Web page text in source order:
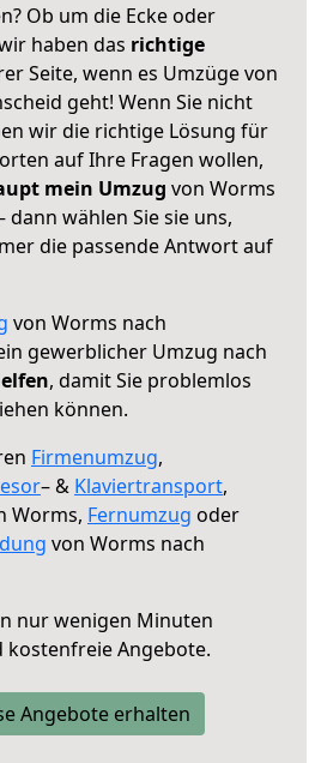
Ob um die Ecke oder
haben das richtige
Seite, wenn es Umzüge von
geht! Wenn Sie nicht
wir die richtige Lösung für
auf Ihre Fragen wollen,
mein Umzug von Worms
dann wählen Sie sie uns,
die passende Antwort auf
von Worms nach
gewerblicher Umzug nach
, damit Sie problemlos
können.
Firmenumzug,
– & Klaviertransport,
Worms, Fernumzug oder
von Worms nach
nur wenigen Minuten
Angebote.
Angebote erhalten